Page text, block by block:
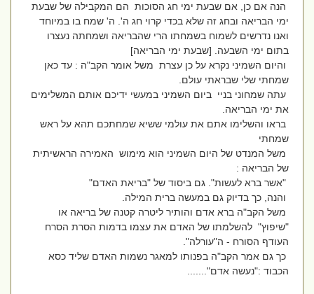
הנה אם כן, אם שבעת ימי חג הסוכות הם המקבילה של שבעת
ימי הבריאה ובחג זה שלא בכדי קרוי חג ה'. ה' שמח בו במיוחד
ואנו נדרשים לשמוח בשמחתו הרי שהבריאה ושמחתה נעצרו
בתום ימי השבעה. [שבעת ימי הבריאה]
והיום השמיני נקרא על כן עצרת משל אומר הקב"ה : עד כאן
שמחתי שלי שבראתי עולם.
עתה שמחוני בניי ביום השמיני במעשי ידיכם אותם המשלימים
את ימי הבריאה.
בראו והשלימו אתם את עולמי ששיא שמחתכם תהא על ראש
שמחתי
משל המנדט של היום השמיני הוא מימוש האמירה הראשיתית
של הבריאה :
"אשר ברא לעשות". גם ביסוד של "בריאת האדם"
והנה, כך בדיוק גם במעשה ברית המילה.
משל הקב"ה ברא אדם והותיר ליטרה קטנה של בריאה או
"שיפוץ" להשלמתו של האדם את עצמו בדמות הסרת הסרח
העודף הסורח - ה"עורלה".
כך גם אמר הקב"ה בפנותו למאגר נשמות האדם שליד כסא
הכבוד :"נעשה אדם".......